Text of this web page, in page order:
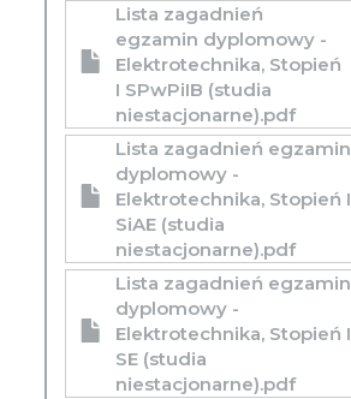
Lista zagadnień
egzamin dyplomowy -
Elektrotechnika, Stopień
I SPwPiIB (studia
niestacjonarne).pdf
Lista zagadnień egzamin
dyplomowy -
Elektrotechnika, Stopień I
SiAE (studia
niestacjonarne).pdf
Lista zagadnień egzamin
dyplomowy -
Elektrotechnika, Stopień I
SE (studia
niestacjonarne).pdf